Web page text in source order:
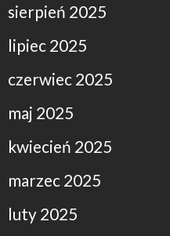
sierpień 2025
lipiec 2025
czerwiec 2025
maj 2025
kwiecień 2025
marzec 2025
luty 2025